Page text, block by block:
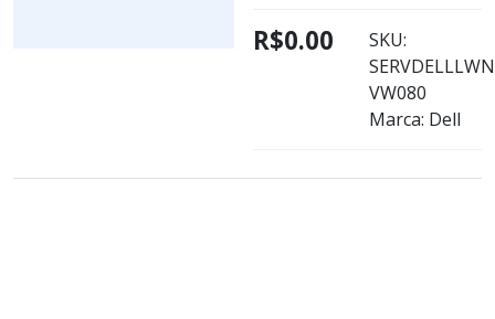
R$0.00
SKU:
VW080
Marca: Dell